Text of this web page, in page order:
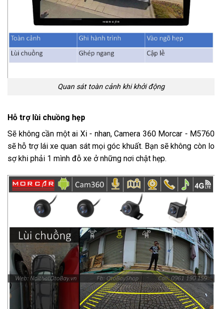
Quan sát toàn cảnh khi khởi động
Hỗ trợ lùi chuồng hẹp
Sẽ không cần một ai Xi - nhan, Camera 360 Morcar - M5760
sẽ hỗ trợ lái xe quan sát mọi góc khuất. Bạn sẽ không còn lo
sợ khi phải 1 mình đỗ xe ở những nơi chật hẹp.